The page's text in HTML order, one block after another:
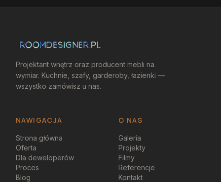
Projektant wnętrz oraz producent mebli na
wymiar. Kuchnie, szafy, garderoby, łazienki —
wszystko zamówisz u nas.
NAWIGACJA O NAS
Strona główna
Oferta
Dla deweloperów
Proces
Blog
Galeria
Projekty
Filmy
Referencje
Kontakt